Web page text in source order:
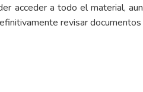
acceder a todo el material,
revisar